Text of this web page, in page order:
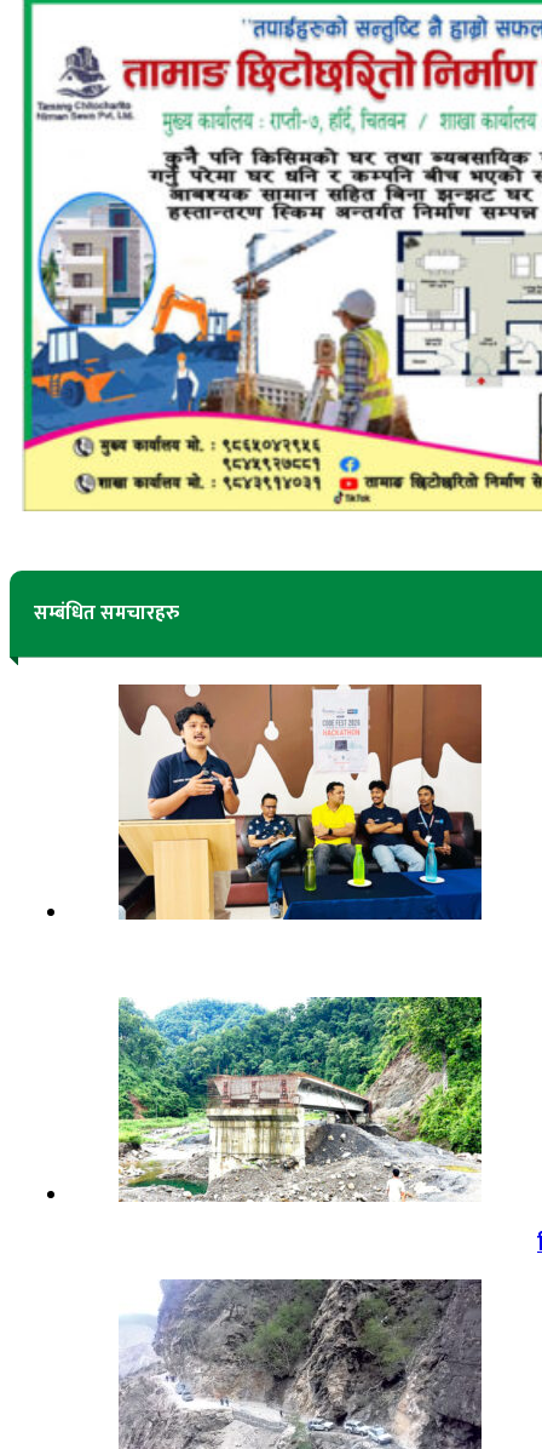
सम्बंधित समचारहरु